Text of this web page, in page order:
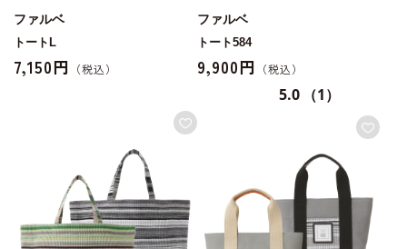
ファルベ
トートL
7,150円
ファルベ
トート584
9,900円
5.0 （1）